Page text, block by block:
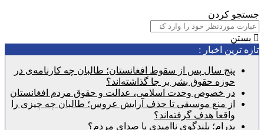
کردن
اخبار :
پنج سال پس از سقوط افغانستان؛ طالبان چه کارنامه‌ی در
حوزه حقوق بشر بر جا گذاشته‌اند؟
در خصوص وحدت اسلامی، عدالت و حقوق مردم افغانستان
از منع موسیقی تا حذف آرایش عروس؛ طالبان چه چیزی را
واقعا هدف گرفته‌اند؟
پدرام؛ بلندگوی ناامیدی یا صدای مردم؟